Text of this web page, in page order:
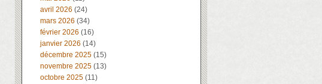
avril 2026 (24)
mars 2026 (34)
février 2026 (16)
janvier 2026 (14)
décembre 2025 (15)
novembre 2025 (13)
octobre 2025 (11)